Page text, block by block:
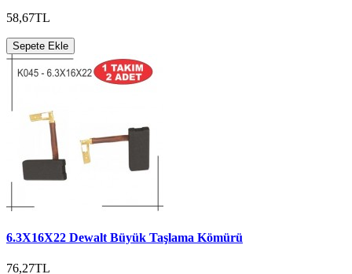
58,67TL
Sepete Ekle
6.3X16X22 Dewalt Büyük Taşlama Kömürü
76,27TL